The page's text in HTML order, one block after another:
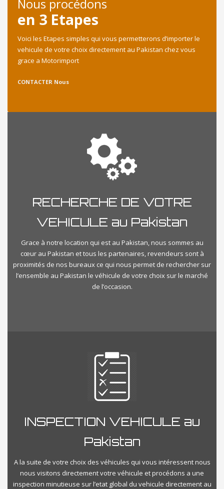
Nous procédons
en 3 Etapes
Voici les Etapes simples qui vous permetterons d’importer le
vehicule de votre choix directement au Pakistan chez vous
grace a Motorimport
CONTACTER Nous
RECHERCHE DE VOTRE
VEHICULE au Pakistan
Grace à notre location qui est au Pakistan, nous sommes au
cœur au Pakistan et tous les partenaires, revendeurs sont à
proximités de nos bureaux ce qui nous permet de rechercher sur
l’ensemble au Pakistan le véhicule de votre choix sur le marché
de l’occasion.
INSPECTION VEHICULE au
Pakistan
A la suite de votre choix des véhicules qui vous intéressent nous
nous visitons directement votre véhicule et procédons a une
inspection minutieuse sur l’etat global du vehicule directement au